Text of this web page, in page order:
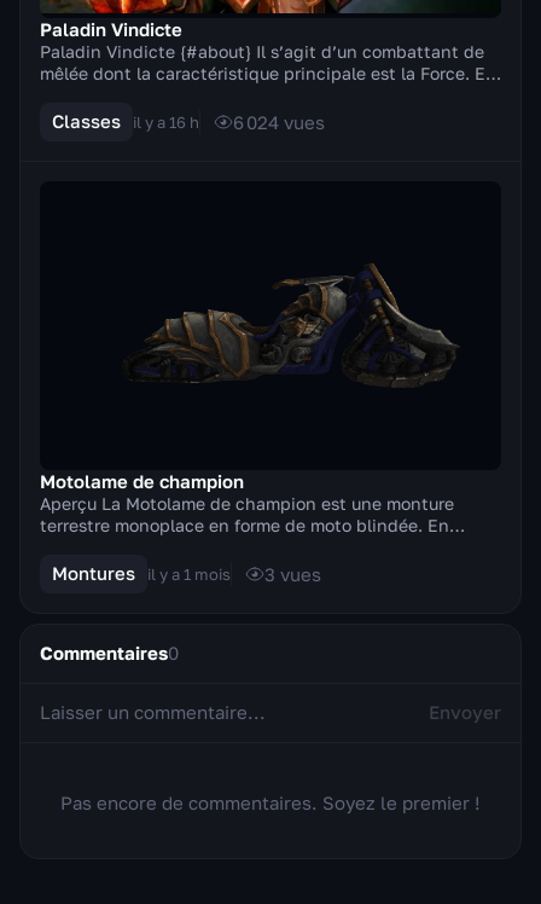
Paladin Vindicte
Paladin Vindicte {#about} Il s’agit d’un combattant de
mêlée dont la caractéristique principale est la Force. En
Classes il y a 16 h 6 024 vues
Motolame de champion
Aperçu La Motolame de champion est une monture
terrestre monoplace en forme de moto blindée. En
Montures il y a 1 mois 3 vues
Commentaires0
Envoyer
Pas encore de commentaires. Soyez le premier !